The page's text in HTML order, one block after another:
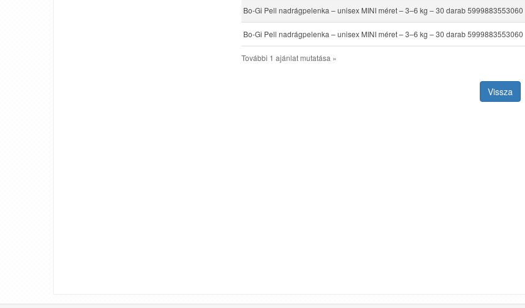
Bo-Gi Pell nadrágpelenka – unisex MINI méret – 3–6 kg – 30 darab 5999883553060
Bo-Gi Pell nadrágpelenka – unisex MINI méret – 3–6 kg – 30 darab 5999883553060
További 1 ajánlat mutatása »
Vissza